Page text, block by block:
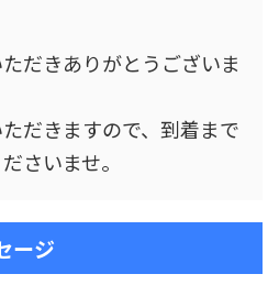
だきありがとうございま
だきますので、到着まで
さいませ。
ージ